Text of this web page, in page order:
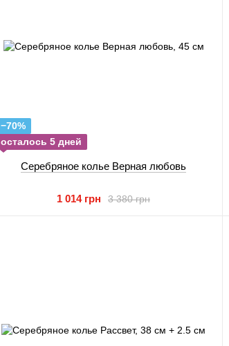
−70%
осталось 5 дней
Серебряное колье Верная любовь
3 380 грн
1 014 грн